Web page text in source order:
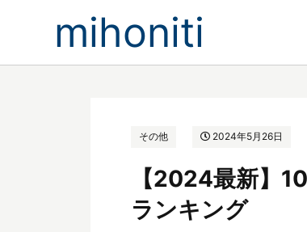
mihoniti
その他 2024年5月26日
【2024最新】
ランキング